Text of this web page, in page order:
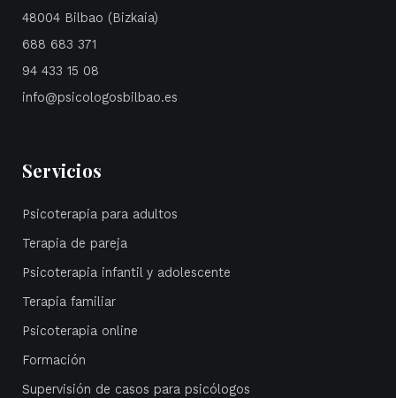
48004 Bilbao (Bizkaia)
688 683 371
94 433 15 08
info@psicologosbilbao.es
Servicios
Psicoterapia para adultos
Terapia de pareja
Psicoterapia infantil y adolescente
Terapia familiar
Psicoterapia online
Formación
Supervisión de casos para psicólogos